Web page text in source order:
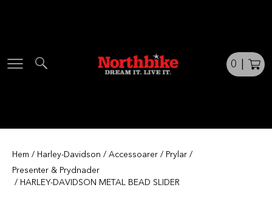
0
Hem / Harley-Davidson / Accessoarer / Prylar /
Presenter & Prydnader
/ HARLEY-DAVIDSON METAL BEAD SLIDER